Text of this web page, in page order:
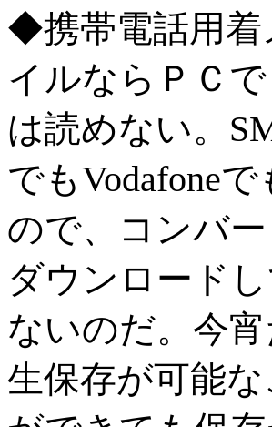
◆携帯電話用着
イルならＰＣ
は読めない。
でもVodafone
ので、コンバ
ダウンロード
ないのだ。今
生保存が可能